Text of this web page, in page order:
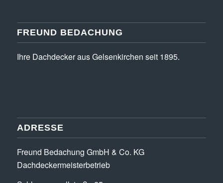
FREUND BEDACHUNG
Ihre Dachdecker aus Gelsenkirchen seit 1895.
ADRESSE
Freund Bedachung GmbH & Co. KG
Dachdeckermeisterbetrieb